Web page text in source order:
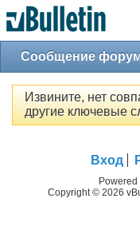
Сообщение
Извините, нет
другие ключевые
Вход
Powered
Copyright © 2026